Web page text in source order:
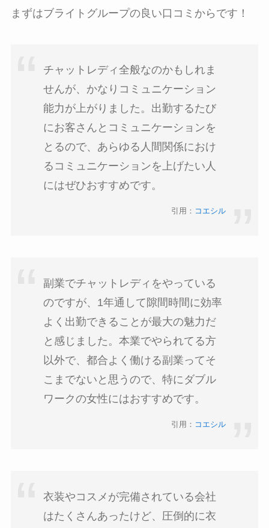
まずはブライトグループの良い口コミからです！
チャットレディ全般なのかもしれま
せんが、かなりコミュニケーション
能力が上がりました。出勤するたび
にお客さんとコミュニケーションを
とるので、あらゆる人間関係におけ
るコミュニケーションを上げたい人
にはぜひおすすめです。
引用： コエシル
副業でチャットレディをやっている
のですが、1年通して隙間時間に効率
よく出勤できることが最大の魅力だ
と感じました。本業でやられてる方
以外で、都合よく働ける副業ってそ
こまでないと思うので、特にダブル
ワークの女性にはおすすめです。
引用： コエシル
衣装やコスメが完備されている会社
はたくさんあったけど、圧倒的に衣